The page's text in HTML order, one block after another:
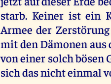
starb. Keiner ist ein
Armee der
mit den Dämonen
von einer solch bösen
sich das nicht einmal